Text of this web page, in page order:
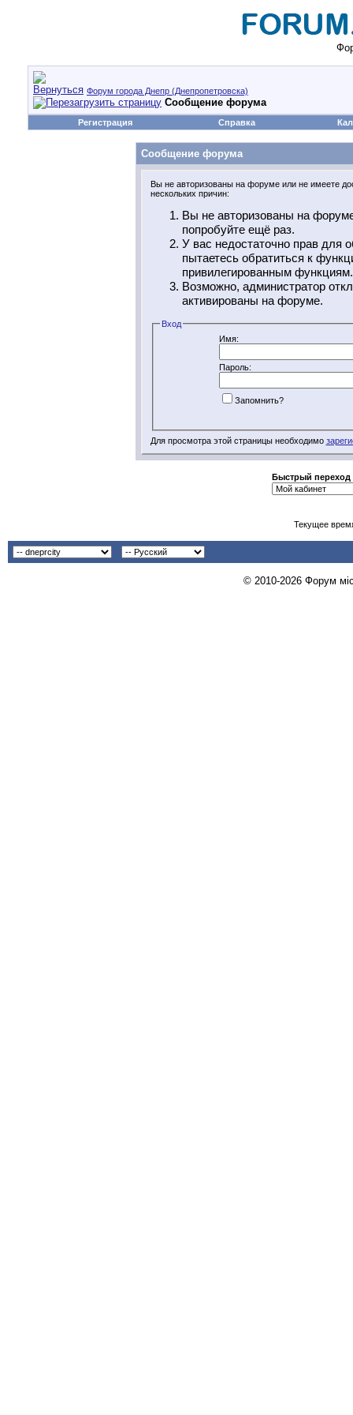
Форум города Днепр (Днепропетровска)
Сообщение форума
Регистрация Справка
Сообщение форума
Вы не авторизованы на форуме или не имеете
нескольких причин:
Вы не авторизованы на
попробуйте ещё раз.
У вас недостаточно прав для
пытаетесь обратиться к
привилегированным функциям.
Возможно, администратор
активированы на форуме.
Вход
Имя:
Пароль:
Запомнить?
Для просмотра этой страницы необходимо
Быстрый переход
Текущее
© 2010-2026 Форум